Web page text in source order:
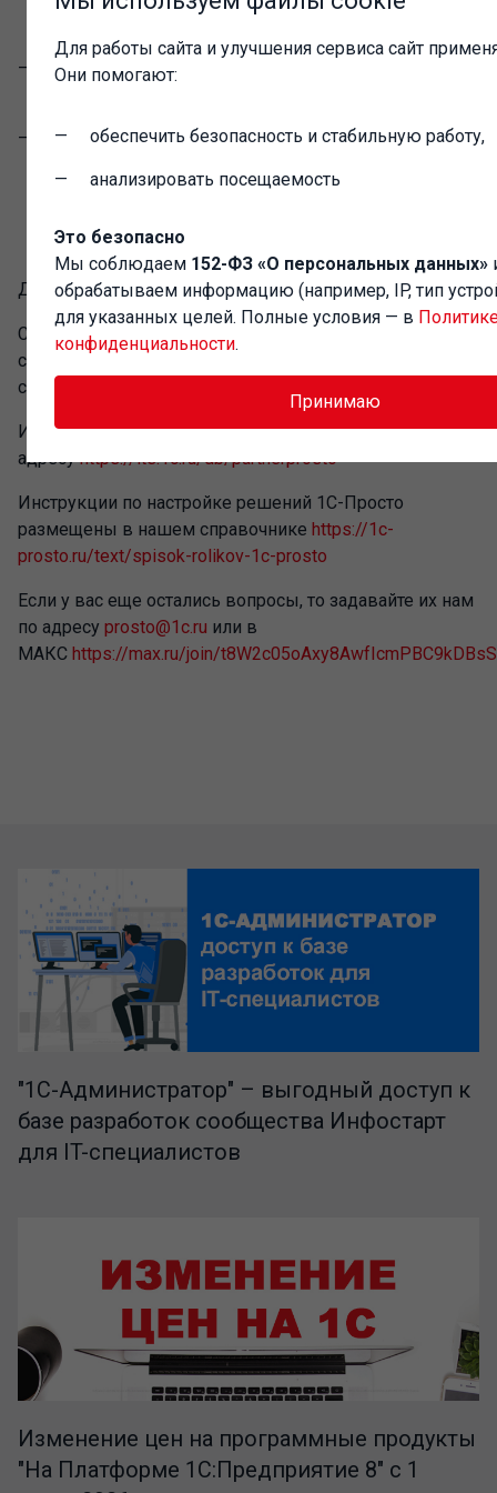
МК-1431. Добавлена команда печати в отчет
МК-1415. Если в марке есть МРЦ, а товар в базе с
для ввода цены при добавлении товара
Дополнительная информация
С информацией о системе 1С-Просто и входящих в ее
состав решениях можно ознакомиться на
сайте
Информация для партнеров фирмы "1С" размещена по
адресуhttps://its.1c.ru/db/partnerprosto
Инструкции по настройке решений 1С-Просто
размещены в нашем справочнике https://1c-
prosto.ru/text/spisok-rolikov-1c-prosto
Если у вас еще остались вопросы, то задавайте их нам
по адресу prosto@1c.ru или в
МАКС https://max.ru/join/
"1C-Администратор" – выгодный доступ к
базе разработок сообщества Инфостарт
для IT-специалистов
Изменение цен на программные продукты
"На Платформе 1С:Предприятие 8" с 1
Для работы сайта и улучшения сервиса сайт
Они помогают:
обеспечить безопасность и стабильную работу,
анализировать посещаемость
Это безопасно
Мы соблюдаем 152-ФЗ «О персональных данных»
обрабатываем информацию (например, IP, тип
для указанных целей. Полные условия — в
конфиденциальности.
Принимаю